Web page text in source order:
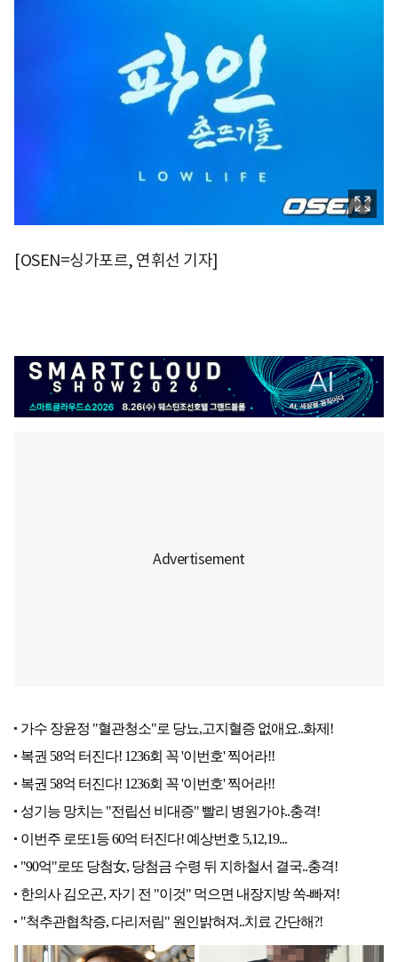
[OSEN=싱가포르, 연휘선 기자]